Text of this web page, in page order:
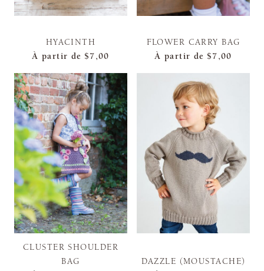
HYACINTH
À partir de $7,00
FLOWER CARRY BAG
À partir de $7,00
CLUSTER SHOULDER
BAG
DAZZLE (MOUSTACHE)